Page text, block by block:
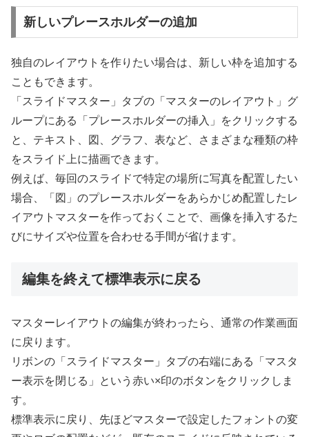
新しいプレースホルダーの追加
独自のレイアウトを作りたい場合は、新しい枠を追加する
こともできます。
「スライドマスター」タブの「マスターのレイアウト」グ
ループにある「プレースホルダーの挿入」をクリックする
と、テキスト、図、グラフ、表など、さまざまな種類の枠
をスライド上に描画できます。
例えば、毎回のスライドで特定の場所に写真を配置したい
場合、「図」のプレースホルダーをあらかじめ配置したレ
イアウトマスターを作っておくことで、画像を挿入するた
びにサイズや位置を合わせる手間が省けます。
編集を終えて標準表示に戻る
マスターレイアウトの編集が終わったら、通常の作業画面
に戻ります。
リボンの「スライドマスター」タブの右端にある「マスタ
ー表示を閉じる」という赤い×印のボタンをクリックしま
す。
標準表示に戻り、先ほどマスターで設定したフォントの変